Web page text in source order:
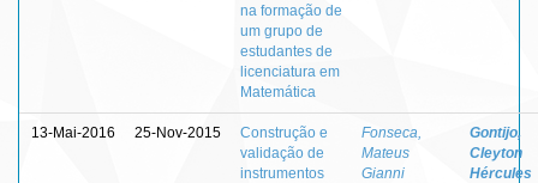
na formação de
um grupo de
estudantes de
licenciatura em
Matemática
13-Mai-2016 25-Nov-2015
Construção e
validação de
instrumentos
Fonseca,
Mateus
Gianni
Gontijo,
Cleyton
Hércules